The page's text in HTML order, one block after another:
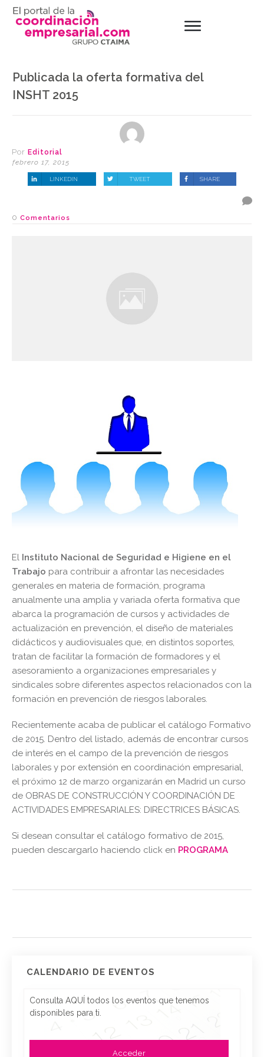
Publicada la oferta formativa del
INSHT 2015
Por Editorial
febrero 17, 2015
LINKEDIN TWEET SHARE
0 Comentarios
El Instituto Nacional de Seguridad e Higiene en el
Trabajo para contribuir a afrontar las necesidades
generales en materia de formación, programa
anualmente una amplia y variada oferta formativa que
abarca la programación de cursos y actividades de
actualización en prevención, el diseño de materiales
didácticos y audiovisuales que, en distintos soportes,
tratan de facilitar la formación de formadores y el
asesoramiento a organizaciones empresariales y
sindicales sobre diferentes aspectos relacionados con la
formación en prevención de riesgos laborales.
Recientemente acaba de publicar el catálogo Formativo
de 2015. Dentro del listado, además de encontrar cursos
de interés en el campo de la prevención de riesgos
laborales y por extensión en coordinación empresarial,
el próximo 12 de marzo organizarán en Madrid un curso
de OBRAS DE CONSTRUCCIÓN Y COORDINACIÓN DE
ACTIVIDADES EMPRESARIALES: DIRECTRICES BÁSICAS.
Si desean consultar el catálogo formativo de 2015,
pueden descargarlo haciendo click en PROGRAMA
CALENDARIO DE EVENTOS
Consulta AQUÍ todos los eventos que tenemos
disponibles para ti.
Acceder